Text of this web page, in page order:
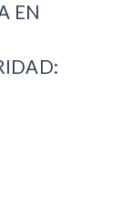
EN